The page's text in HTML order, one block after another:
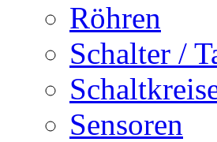
Röhren
Schalter /
Sensoren